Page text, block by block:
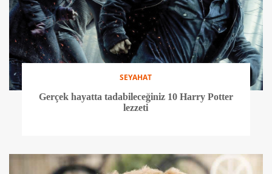
SEYAHAT
Gerçek hayatta tadabileceğiniz 10 Harry Potter
lezzeti